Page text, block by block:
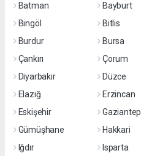
Batman
Bayburt
Bingöl
Bitlis
Burdur
Bursa
Çankırı
Çorum
Diyarbakır
Düzce
Elazığ
Erzincan
Eskişehir
Gaziantep
Gümüşhane
Hakkari
Iğdır
Isparta